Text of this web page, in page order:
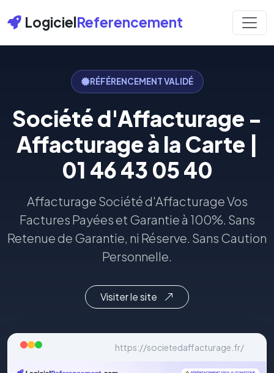
LogicielReferencement
RÉFÉRENCEMENT VALIDÉ
Société d'Affacturage -
Affacturage à la Carte |
01 46 43 05 40
Affacturage Société d'Affacturage Vos
Factures Payées et Garantie à 100%. Sans
Retenue de Garantie, ni Réserve. Sans Caution
Personnelle.
Visiter le site
https://societedaffacturage.fr/